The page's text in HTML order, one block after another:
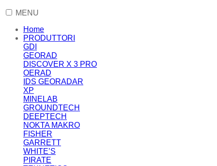
MENU
Home
PRODUTTORI
GDI
GEORAD
DISCOVER X 3 PRO
OERAD
IDS GEORADAR
XP
MINELAB
GROUNDTECH
DEEPTECH
NOKTA MAKRO
FISHER
GARRETT
WHITE’S
PIRATE